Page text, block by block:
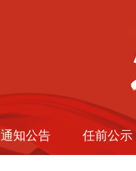
通知公告 任前公示